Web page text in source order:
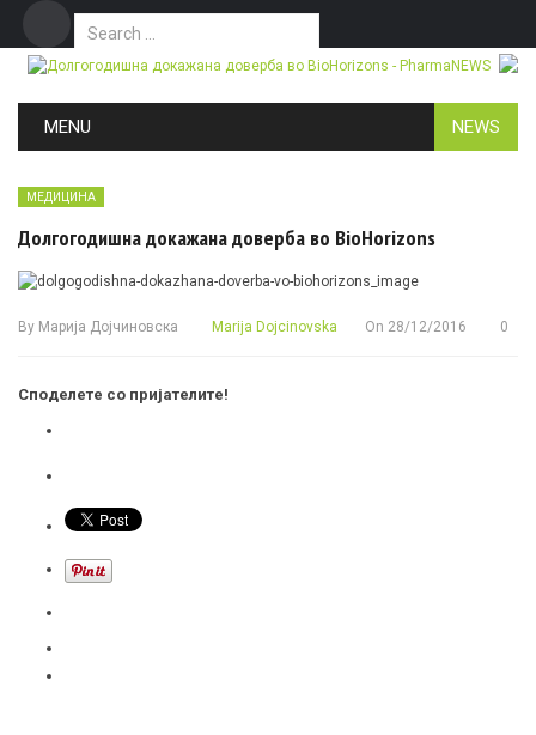
Search for:
MENU NEWS
МЕДИЦИНА
Долгогодишна докажана доверба во BioHorizons
By Марија Дојчиновска Marija Dojcinovska On 28/12/2016 0
Споделете со пријателите!